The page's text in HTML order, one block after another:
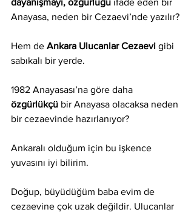
dayanışmayı, özgürlüğü ifade eden bir
Anayasa, neden bir Cezaevi’nde yazılır?
Hem de Ankara Ulucanlar Cezaevi gibi
sabıkalı bir yerde.
1982 Anayasası’na göre daha
özgürlükçü bir Anayasa olacaksa neden
bir cezaevinde hazırlanıyor?
Ankaralı olduğum için bu işkence
yuvasını iyi bilirim.
Doğup, büyüdüğüm baba evim de
cezaevine çok uzak değildir. Ulucanlar